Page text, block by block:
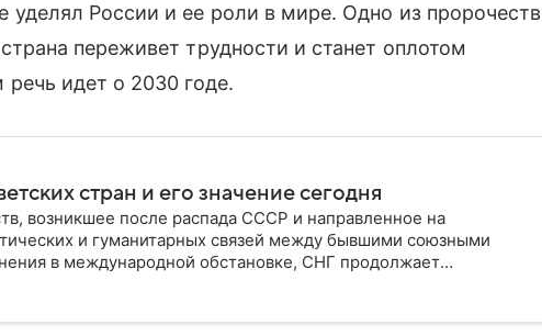
уделял России и ее роли в мире. Одно из пророчеств
переживет трудности и станет оплотом
идет о 2030 годе.
стран и его значение сегодня
возникшее после распада СССР и направленное на
и гуманитарных связей между бывшими союзными
в международной обстановке, СНГ продолжает
взаимодействия стран региона. Собрали главное по теме на